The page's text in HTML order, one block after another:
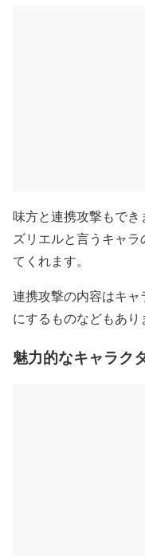
味方と連携攻撃もで
ズリエルと言うキャ
てくれます。
連携攻撃の内容はキ
にするものなどもあり
魅力的なキャラク